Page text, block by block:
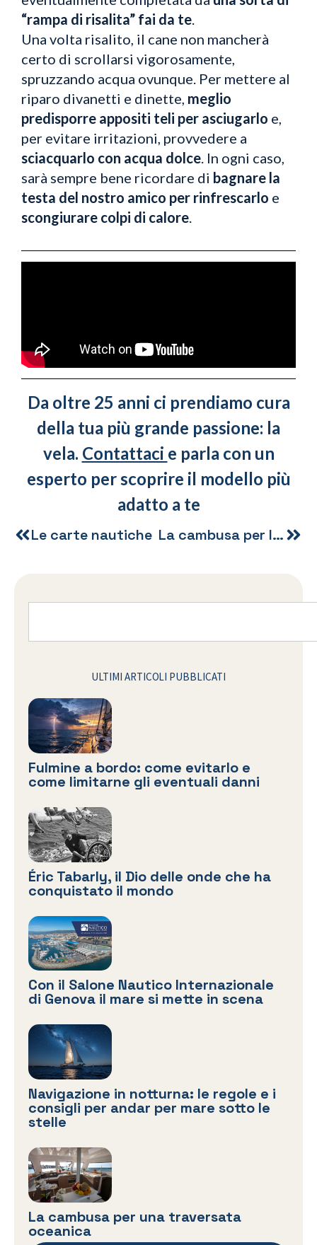
“rampa di risalita” fai da te.
Una volta risalito, il cane non mancherà
certo di scrollarsi vigorosamente,
spruzzando acqua ovunque. Per mettere al
riparo divanetti e dinette, meglio
predisporre appositi teli per asciugarlo e,
per evitare irritazioni, provvedere a
sciacquarlo con acqua dolce. In ogni caso,
sarà sempre bene ricordare di bagnare la
testa del nostro amico per rinfrescarlo e
scongiurare colpi di calore.
Da oltre 25 anni ci prendiamo cura
della tua più grande passione: la
vela. Contattaci e parla con un
esperto per scoprire il modello più
adatto a te
Le carte nautiche La cambusa per le vacanze
ULTIMI ARTICOLI PUBBLICATI
Fulmine a bordo: come evitarlo e
come limitarne gli eventuali danni
Éric Tabarly, il Dio delle onde che ha
conquistato il mondo
Con il Salone Nautico Internazionale
di Genova il mare si mette in scena
Navigazione in notturna: le regole e i
consigli per andar per mare sotto le
stelle
La cambusa per una traversata
oceanica